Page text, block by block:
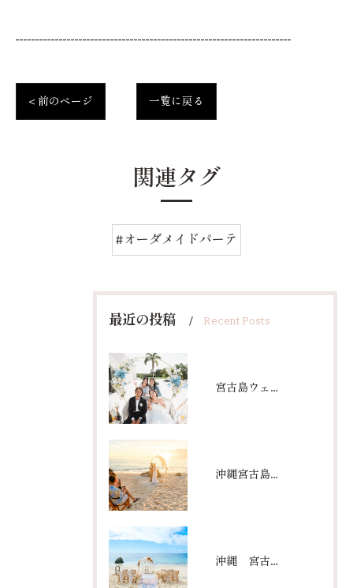
----------------------------------------------------------------------
< 前のページ 一覧に戻る
関連タグ
#オーダメイドパーテ
最近の投稿 Recent Posts
宮古島ウェディングは安いって本当？
沖縄宮古島で叶える｜輝く夕陽のもとでサンセットウェディング/Make your dream come true in Miyakojima, Okinawa | Sunset wedding under the shining sun
沖縄 宮古島｜美しい海でビーチ挙式｜憧れのリゾート婚/Okinawa Miyakojima | Beautiful beach wedding | Dream resort wedding